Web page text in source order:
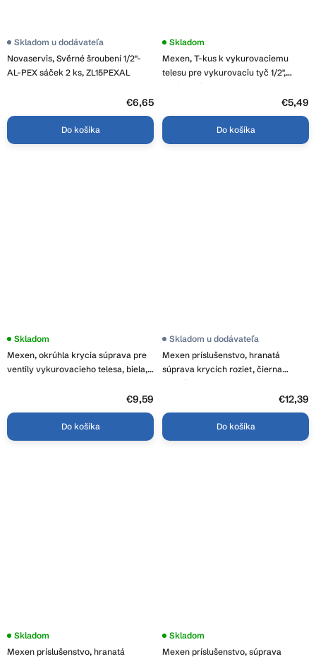
Novaservis, Svěrné šroubení 1/2"-
AL-PEX sáček 2 ks, ZL15PEXAL
Skladom u dodávateľa
€6,65
Do košíka
Mexen, T-kus k vykurovaciemu
telesu pre vykurovaciu tyč 1/2",
chrómová, W906-000-00
Skladom
€5,49
Do košíka
Mexen, okrúhla krycia súprava pre
ventily vykurovacieho telesa, biela,
Skladom
€9,59
Do košíka
Mexen príslušenstvo, hranatá
súprava krycích roziet, čierna
matná, W909-000-70
Skladom u dodávateľa
€12,39
Do košíka
Mexen príslušenstvo, hranatá
Skladom
Mexen príslušenstvo, súprava
Skladom